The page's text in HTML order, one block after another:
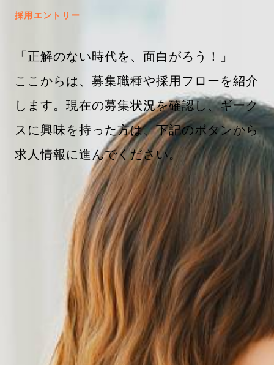
採用エントリー
「正解のない時代を、面白がろう！」
ここからは、募集職種や採用フローを紹介
します。現在の募集状況を確認し、ギーク
スに興味を持った方は、下記のボタンから
求人情報に進んでください。